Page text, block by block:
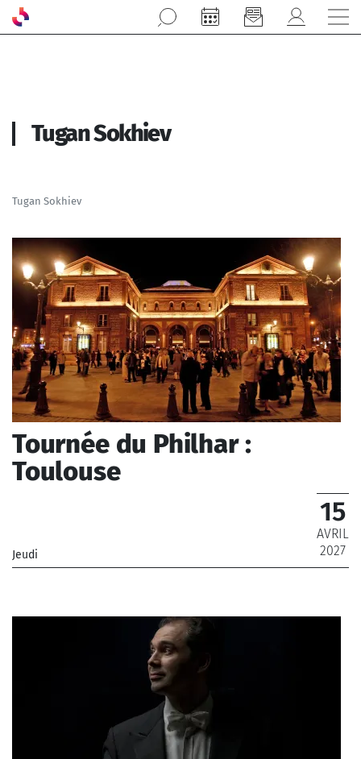
Aller au contenu principal
Tugan Sokhiev
Tugan Sokhiev
Tournée du Philhar :
Toulouse
Jeudi
15
AVRIL
2027